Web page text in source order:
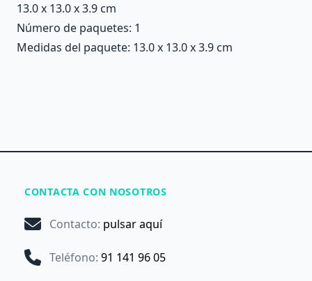
13.0 x 13.0 x 3.9 cm
Número de paquetes: 1
Medidas del paquete: 13.0 x 13.0 x 3.9 cm
CONTACTA CON NOSOTROS
Contacto: pulsar aquí
Teléfono: 91 141 96 05